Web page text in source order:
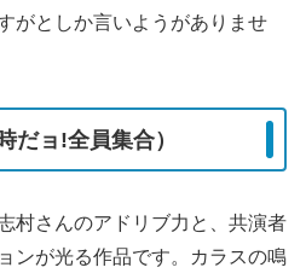
がとしか言いようがありませ
だョ!全員集合）
村さんのアドリブ力と、共演者
ンが光る作品です。カラスの鳴